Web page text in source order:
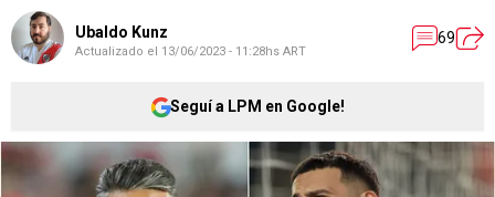
Ubaldo Kunz
Actualizado el 13/06/2023 - 11:28hs ART
69
Seguí a LPM en Google!